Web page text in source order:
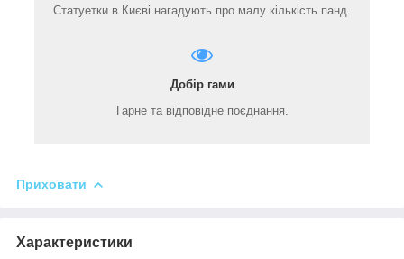
Статуетки в Києві нагадують про малу кількість панд.
Добір гами
Гарне та відповідне поєднання.
Приховати
Характеристики